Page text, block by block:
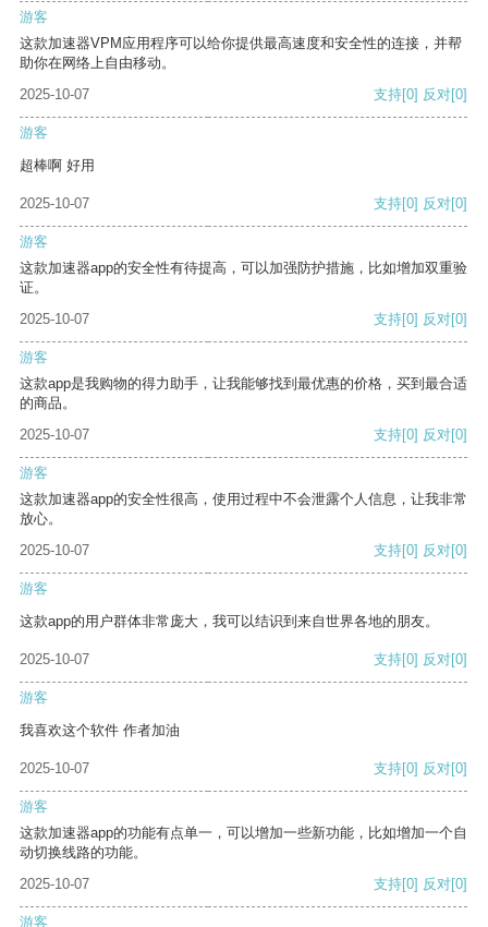
游客
这款加速器VPM应用程序可以给你提供最高速度和安全性的连接，并帮
助你在网络上自由移动。
2025-10-07
支持[0] 反对[0]
游客
超棒啊 好用
2025-10-07 支持[0] 反对[0]
游客
这款加速器app的安全性有待提高，可以加强防护措施，比如增加双重验
证。
2025-10-07
支持[0] 反对[0]
游客
这款app是我购物的得力助手，让我能够找到最优惠的价格，买到最合适
的商品。
2025-10-07
支持[0] 反对[0]
游客
这款加速器app的安全性很高，使用过程中不会泄露个人信息，让我非常
放心。
2025-10-07
支持[0] 反对[0]
游客
这款app的用户群体非常庞大，我可以结识到来自世界各地的朋友。
2025-10-07 支持[0] 反对[0]
游客
我喜欢这个软件 作者加油
2025-10-07 支持[0] 反对[0]
游客
这款加速器app的功能有点单一，可以增加一些新功能，比如增加一个自
动切换线路的功能。
2025-10-07
支持[0] 反对[0]
游客